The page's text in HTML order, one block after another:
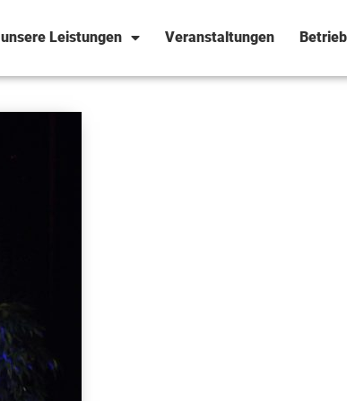
unsere Leistungen Veranstaltungen